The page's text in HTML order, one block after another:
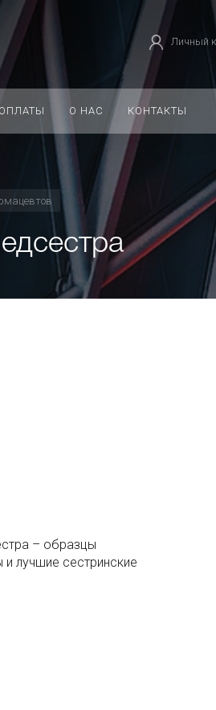
Личный
О НАС КОНТАКТЫ
– образцы
лучшие сестринские